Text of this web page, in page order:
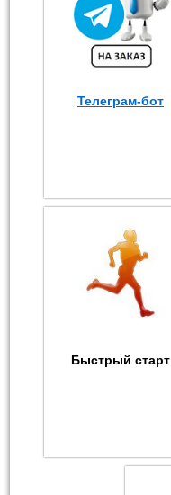
Телеграм-бот
Быстрый старт